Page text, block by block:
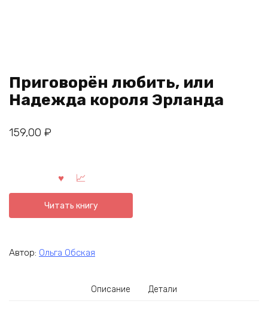
Приговорён любить, или
Надежда короля Эрланда
159,00 ₽
Читать книгу
Автор: Ольга Обская
Описание Детали